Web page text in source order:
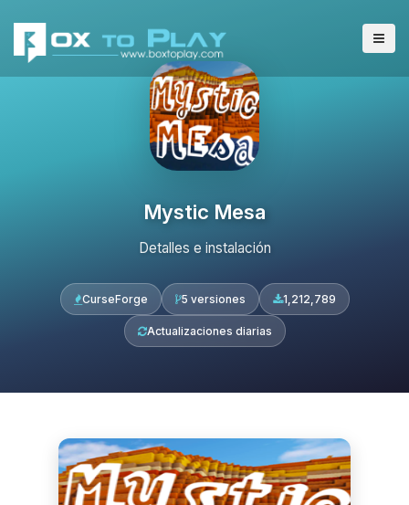
Mystic Mesa
Detalles e instalación
CurseForge 5 versiones 1,212,789
Actualizaciones diarias